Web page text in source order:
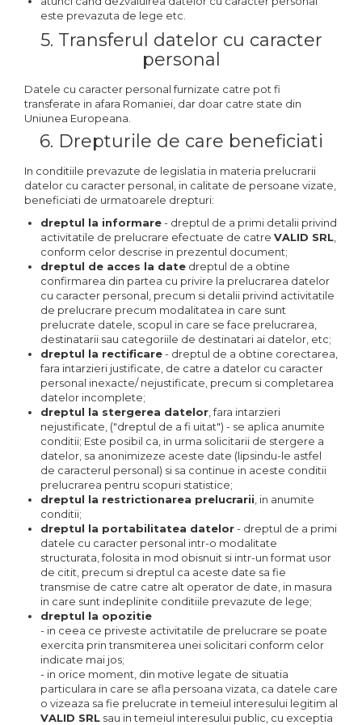
este prevazuta de lege etc.
5. Transferul datelor cu caracter
personal
Datele cu caracter personal furnizate catre pot fi
transferate in afara Romaniei, dar doar catre state din
Uniunea Europeana.
6. Drepturile de care beneficiati
In conditiile prevazute de legislatia in materia prelucrarii
datelor cu caracter personal, in calitate de persoane vizate,
beneficiati de urmatoarele drepturi:
dreptul la informare- dreptul de a primi detalii privind
activitatile de prelucrare efectuate de catre VALID SRL
conform celor descrise in prezentul document;
dreptul de acces la date dreptul de a obtine
confirmarea din partea cu privire la prelucrarea datelor
cu caracter personal, precum si detalii privind activitatile
de prelucrare precum modalitatea in care sunt
prelucrate datele, scopul in care se face prelucrarea,
destinatarii sau categoriile de destinatari ai datelor, etc;
dreptul la rectificare- dreptul de a obtine corectarea,
fara intarzieri justificate, de catre a datelor cu caracter
personal inexacte/ nejustificate, precum si completarea
datelor incomplete;
dreptul la stergerea datelor , fara intarzieri
nejustificate, ("dreptul de a fi uitat") - se aplica anumite
conditii; Este posibil ca, in urma solicitarii de stergere a
datelor, sa anonimizeze aceste date (lipsindu-le astfel
de caracterul personal) si sa continue in aceste conditii
prelucrarea pentru scopuri statistice;
dreptul la restrictionarea prelucrarii , in anumite
conditii;
dreptul la portabilitatea datelor- dreptul de a primi
datele cu caracter personal intr-o modalitate
structurata, folosita in mod obisnuit si intr-un format usor
de citit, precum si dreptul ca aceste date sa fie
transmise de catre catre alt operator de date, in masura
in care sunt indeplinite conditiile prevazute de lege;
dreptul la opozitie
- in ceea ce priveste activitatile de prelucrare se poate
exercita prin transmiterea unei solicitari conform celor
indicate mai jos;
- in orice moment, din motive legate de situatia
particulara in care se afla persoana vizata, ca datele care
o vizeaza sa fie prelucrate in temeiul interesului legitim al
VALID SRL sau in temeiul interesului public, cu exceptia